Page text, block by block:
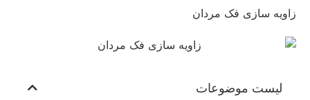
زاویه سازی فک مردان
لیست موضوعات